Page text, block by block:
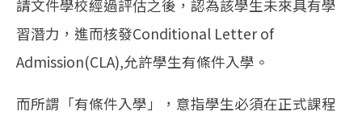
請文件學校經過評估之後，認為該學生未來具有學
習潛力，進而核發Conditional Letter of
Admission(CLA),允許學生有條件入學。
而所謂「有條件入學」，意指學生必須在正式課程